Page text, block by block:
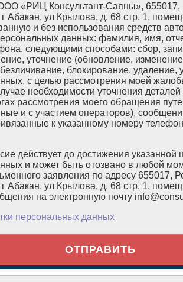
«РИЦ Консультант-Саяны», 655017,
г Абакан, ул Крылова, д. 68 стр. 1,
и без использования средств
данных: фамилия, имя,
следующими способами: сбор,
уточнение (обновление,
блокирование, удаление,
с целью рассмотрения моей
необходимости уточнения
рассмотрения моего обращения
и с участием операторов),
к указанному номеру
действует до достижения указанной
и может быть отозвано в любой
заявления по адресу 655017,
г Абакан, ул Крылова, д. 68 стр. 1,
на электронную почту
персональных данных